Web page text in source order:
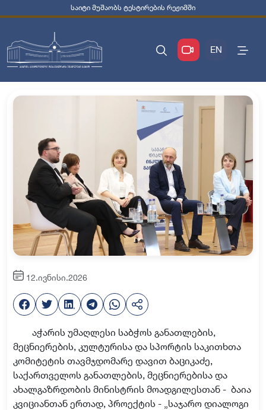
საიტი მუშაობს ტესტირების რეჟიმში
EN
12.ივნისი.2026
აჭარის უმაღლესი საბჭოს განათლების,
მეცნიერების, კულტურისა და სპორტის საკითხთა
კომიტეტის თავმჯდომარე დავით ბაციკაძე,
საქართველოს განათლების, მეცნიერებისა და
ახალგაზრდობის მინისტრის მოადგილესთან - ბაია
კვიციანთან ერთად, პროექტის - „საჯარო დიალოგი